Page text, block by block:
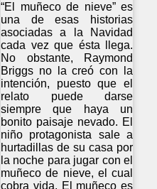
“El muñeco de nieve” es
una de esas historias
asociadas a la Navidad
cada vez que ésta llega.
No obstante, Raymond
Briggs no la creó con la
intención, puesto que el
relato puede darse
siempre que haya un
bonito paisaje nevado. El
niño protagonista sale a
hurtadillas de su casa por
la noche para jugar con el
muñeco de nieve, el cual
cobra vida. El muñeco es